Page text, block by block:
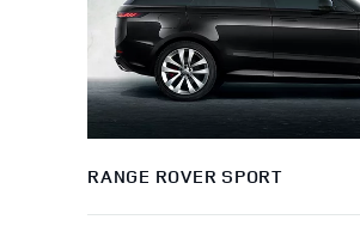
RANGE ROVER SPORT